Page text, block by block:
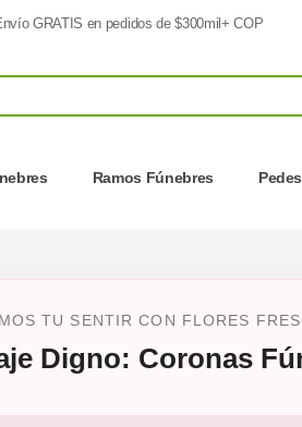
GRATIS en pedidos de $300mil+ COP
Ramos Fúnebres
TU SENTIR CON FLORES
Digno: Coronas